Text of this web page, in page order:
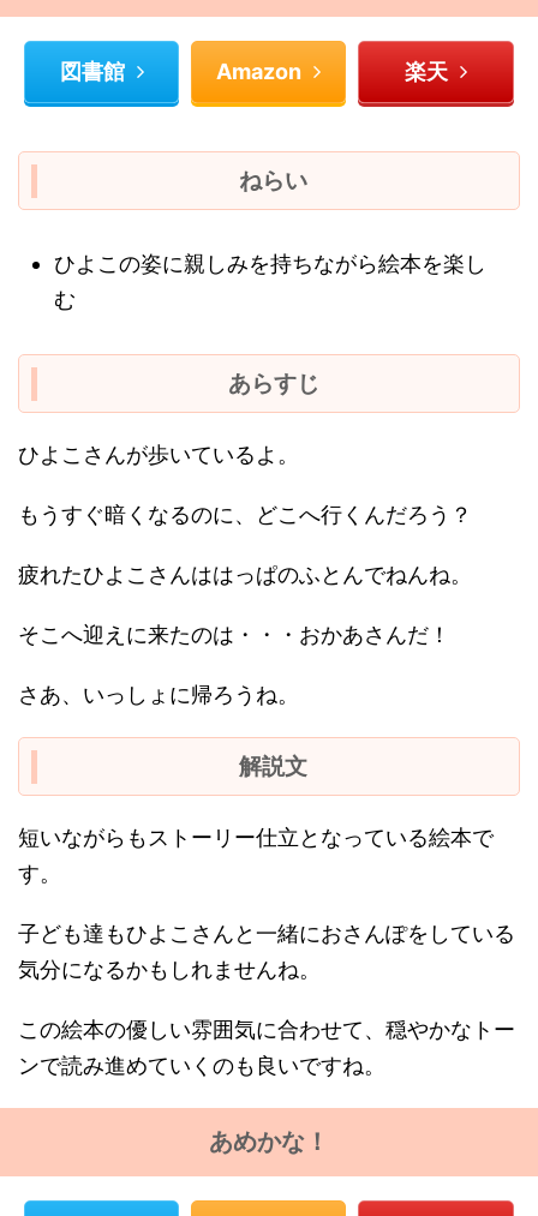
０歳６月 ２歳６月
図書館 Amazon 楽天
ねらい
ひよこの姿に親しみを持ちながら絵本を楽し
む
あらすじ
ひよこさんが歩いているよ。
もうすぐ暗くなるのに、どこへ行くんだろう？
疲れたひよこさんははっぱのふとんでねんね。
そこへ迎えに来たのは・・・おかあさんだ！
さあ、いっしょに帰ろうね。
解説文
短いながらもストーリー仕立となっている絵本で
す。
子ども達もひよこさんと一緒におさんぽをしている
気分になるかもしれませんね。
この絵本の優しい雰囲気に合わせて、穏やかなトー
ンで読み進めていくのも良いですね。
あめかな！